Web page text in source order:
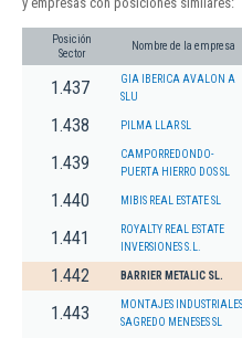
Posición
Sector
Nombre de la empresa
1.437
GIA IBERICA AVALON A
SLU
1.438 PILMA LLAR SL
1.439
CAMPORREDONDO-
PUERTA HIERRO DOS SL
1.440 MIBIS REAL ESTATE SL
1.441
ROYALTY REAL ESTATE
INVERSIONES S.L.
1.442 BARRIER METALIC SL.
1.443
MONTAJES INDUSTRIALES
SAGREDO MENESES SL